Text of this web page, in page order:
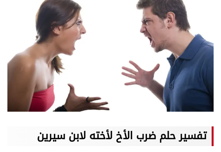
تفسير حلم ضرب الأخ لأخته لابن سيرين